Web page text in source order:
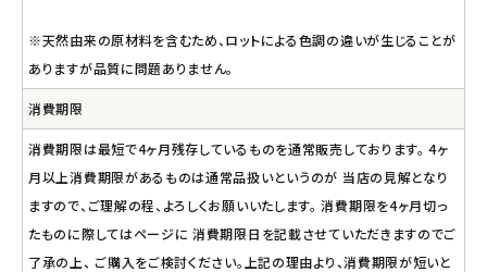
※天然由来の原材料を含むため、ロットによる色調の違いが生じることが
ありますが品質に問題ありません。
消費期限
消費期限は最短で4ヶ月残存しているものを通常販売しております。 4ヶ
月以上消費期限があるものは通常品扱いというのが 当店の見解となり
ますので、ご理解の程、よろしくお願いいたします。 消費期限を4ヶ月切っ
たものに際してはページに 消費期限日を記載させていただきますのでご
了承の上、 ご購入をご検討ください。上記の理由より、消費期限が短いと